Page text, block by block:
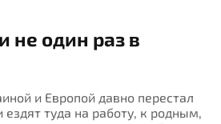
не один раз в
и Европой давно перестал
туда на работу, к родным,